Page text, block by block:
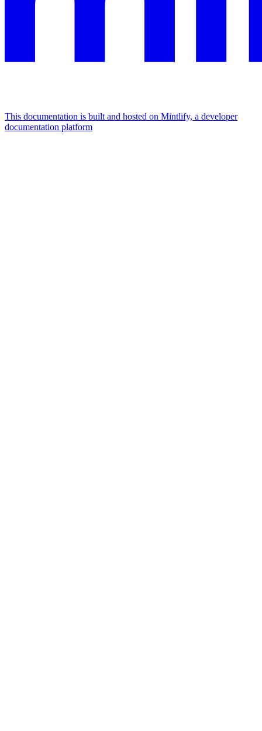
This documentation is built and hosted on Mintlify, a developer
documentation platform